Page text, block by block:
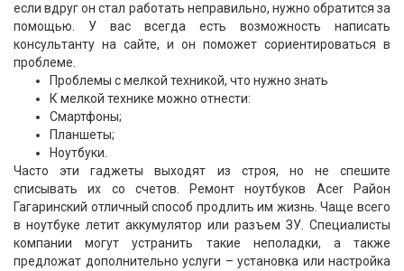
если вдруг он стал работать неправильно, нужно обратится за
помощью. У вас всегда есть возможность написать
консультанту на сайте, и он поможет сориентироваться в
проблеме.
Проблемы с мелкой техникой, что нужно знать
К мелкой технике можно отнести:
Смартфоны;
Планшеты;
Ноутбуки.
Часто эти гаджеты выходят из строя, но не спешите
списывать их со счетов. Ремонт ноутбуков Acer Район
Гагаринский отличный способ продлить им жизнь. Чаще всего
в ноутбуке летит аккумулятор или разъем ЗУ. Специалисты
компании могут устранить такие неполадки, а также
предложат дополнительно услуги – установка или настройка